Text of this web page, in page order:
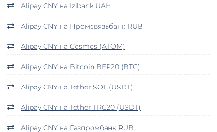
Alipay CNY на Izibank UAH
Alipay CNY на Промсвязьбанк RUB
Alipay CNY на Cosmos (ATOM)
Alipay CNY на Bitcoin BEP20 (BTC)
Alipay CNY на Tether SOL (USDT)
Alipay CNY на Tether TRC20 (USDT)
Alipay CNY на Газпромбанк RUB